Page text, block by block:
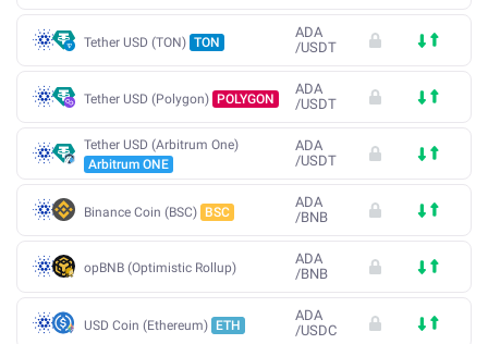
Tether USD (TON) TON
ADA
/USDT
Tether USD (Polygon) POLYGON
ADA
/USDT
Tether USD (Arbitrum One)
Arbitrum ONE
ADA
/USDT
Binance Coin (BSC) BSC
ADA
/BNB
opBNB (Optimistic Rollup)
ADA
/BNB
USD Coin (Ethereum) ETH
ADA
/USDC